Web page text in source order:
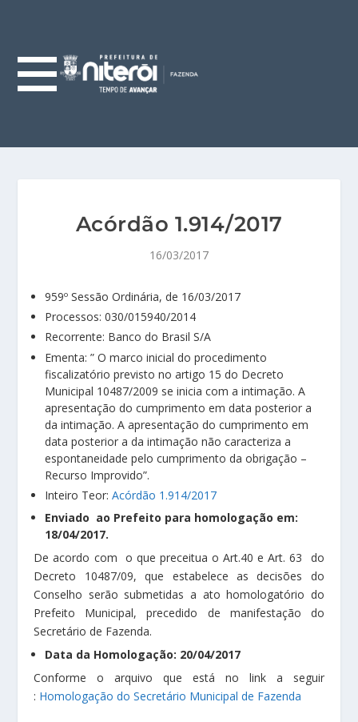
Acórdão 1.914/2017
16/03/2017
959º Sessão Ordinária, de 16/03/2017
Processos: 030/015940/2014
Recorrente: Banco do Brasil S/A
Ementa: ” O marco inicial do procedimento
fiscalizatório previsto no artigo 15 do Decreto
Municipal 10487/2009 se inicia com a intimação. A
apresentação do cumprimento em data posterior a
da intimação. A apresentação do cumprimento em
data posterior a da intimação não caracteriza a
espontaneidade pelo cumprimento da obrigação –
Recurso Improvido”.
Inteiro Teor:Acórdão 1.914/2017
Enviado ao Prefeito para homologação em:
18/04/2017.
De acordo com o que preceitua o Art.40 e Art. 63 do
Decreto 10487/09, que estabelece as decisões do
Conselho serão submetidas a ato homologatório do
Prefeito Municipal, precedido de manifestação do
Secretário de Fazenda.
Data da Homologação: 20/04/2017
Conforme o arquivo que está no link a seguir
: Homologação do Secretário Municipal de Fazenda